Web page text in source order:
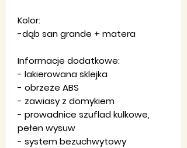
Kolor:
-dąb san grande + matera
Informacje dodatkowe:
- lakierowana sklejka
- obrzeże ABS
- zawiasy z domykiem
- prowadnice szuflad kulkowe,
pełen wysuw
- system bezuchwytowy